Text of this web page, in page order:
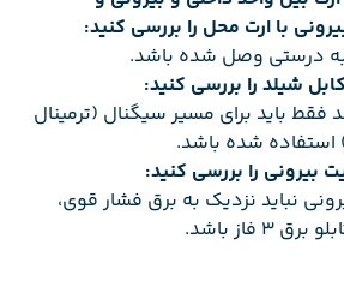
با ارت محل را بررسی کنید:
به درستی وصل شده باشد.
شیلد را بررسی کنید:
فقط باید برای مسیر سیگنال (ترمینال
را بررسی کنید:
نباید نزدیک به برق فشار قوی،
3 فاز باشد.